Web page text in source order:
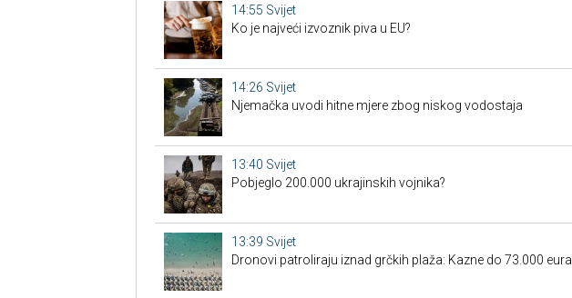
14:55 Svijet
Ko je najveći izvoznik piva u EU?
14:26 Svijet
Njemačka uvodi hitne mjere zbog niskog vodostaja
13:40 Svijet
Pobjeglo 200.000 ukrajinskih vojnika?
13:39 Svijet
Dronovi patroliraju iznad grčkih plaža: Kazne do 73.000 eura